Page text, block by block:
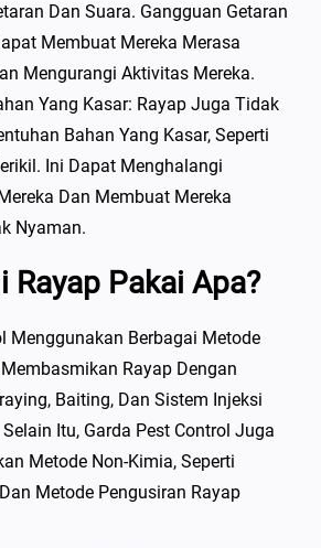
Dan Suara. Gangguan Getaran
Membuat Mereka Merasa
Mengurangi Aktivitas Mereka.
Yang Kasar: Rayap Juga Tidak
Bahan Yang Kasar, Seperti
Ini Dapat Menghalangi
Dan Membuat Mereka
Nyaman.
Rayap Pakai Apa?
Menggunakan Berbagai Metode
Rayap Dengan
Baiting, Dan Sistem Injeksi
Itu, Garda Pest Control Juga
Metode Non-Kimia, Seperti
Metode Pengusiran Rayap